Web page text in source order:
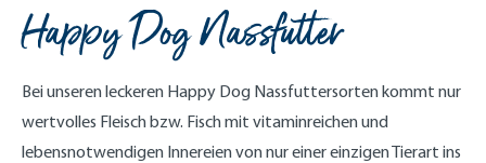
Happy Dog Nassfutter
Bei unseren leckeren Happy Dog Nassfuttersorten kommt nur
wertvolles Fleisch bzw. Fisch mit vitaminreichen und
lebensnotwendigen Innereien von nur einer einzigen Tierart ins